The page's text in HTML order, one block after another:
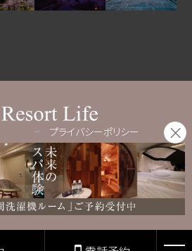
プライバシーポリシー
All rights reserved.